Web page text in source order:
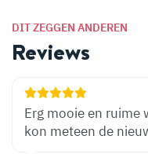
DIT ZEGGEN ANDEREN
Reviews
Erg mooie en ruime
kon meteen de